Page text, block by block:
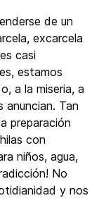
de un
excarcela
casi
estamos
a la miseria, a
anuncian. Tan
preparación
con
niños, agua,
No
y nos